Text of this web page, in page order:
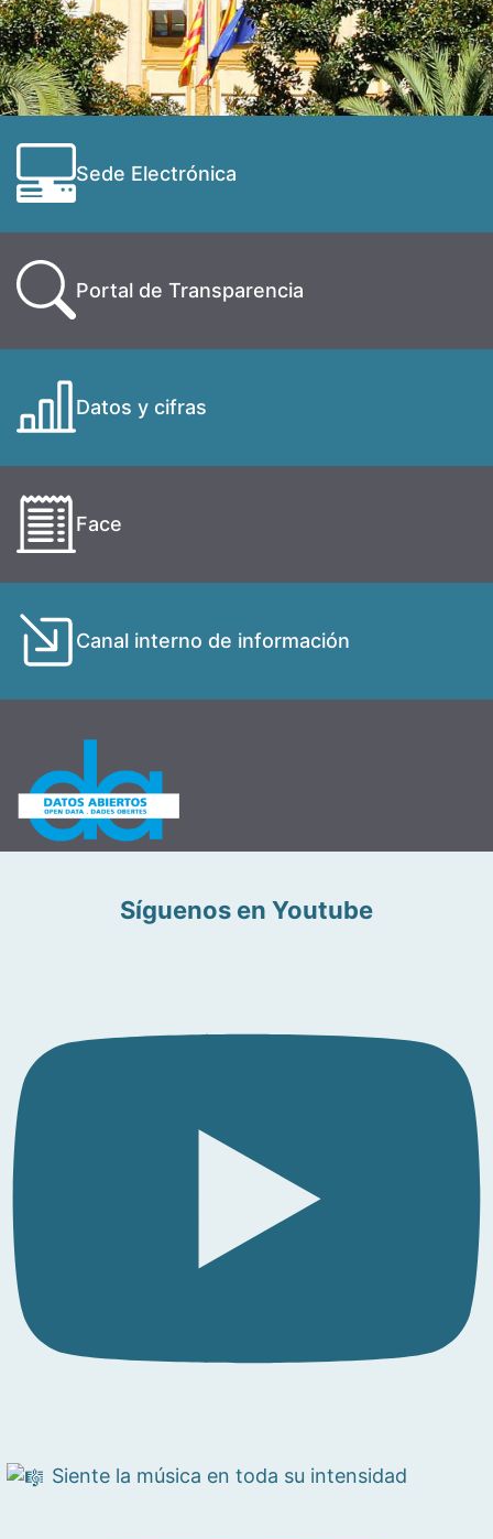
Sede Electrónica
Portal de Transparencia
Datos y cifras
Face
Canal interno de información
Síguenos en Youtube
Siente la música en toda su intensidad